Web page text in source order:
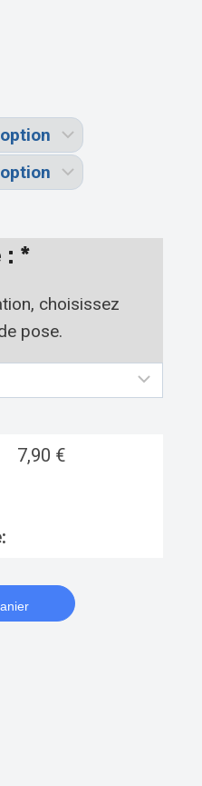
: *
choisissez
pose.
7,90 €